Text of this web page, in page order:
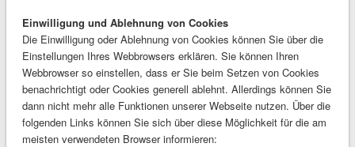
Einwilligung und Ablehnung von Cookies
Die Einwilligung oder Ablehnung von Cookies können Sie über die
Einstellungen Ihres Webbrowsers erklären. Sie können Ihren
Webbrowser so einstellen, dass er Sie beim Setzen von Cookies
benachrichtigt oder Cookies generell ablehnt. Allerdings können Sie
dann nicht mehr alle Funktionen unserer Webseite nutzen. Über die
folgenden Links können Sie sich über diese Möglichkeit für die am
meisten verwendeten Browser informieren: